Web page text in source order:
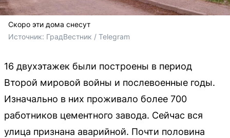
Скоро эти дома снесут
Источник: ГрадВестник / Telegram
16 двухэтажек были построены в период
Второй мировой войны и послевоенные годы.
Изначально в них проживало более 700
работников цементного завода. Сейчас вся
улица признана аварийной. Почти половина